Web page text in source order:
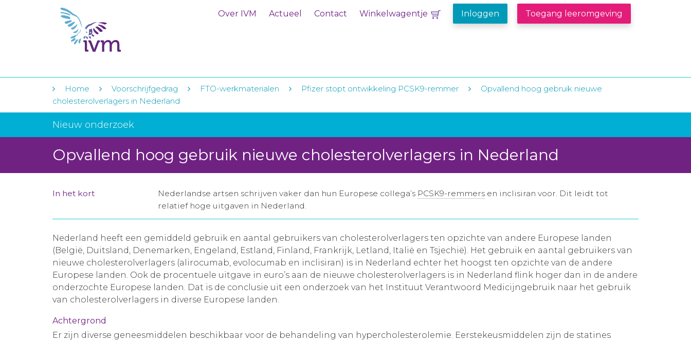
Over IVM Actueel Contact Winkelwagentje Inloggen Toegang leeromgeving
Home Voorschrijfgedrag FTO-werkmaterialen Pfizer stopt ontwikkeling PCSK9-remmer
Opvallend hoog gebruik nieuwe
cholesterolverlagers in Nederland
Nieuw onderzoek
Opvallend hoog gebruik nieuwe cholesterolverlagers in Nederland
In het kort Nederlandse artsen schrijven vaker dan hun Europese collega’s PCSK9-remmers en inclisiran voor. Dit leidt tot
relatief hoge uitgaven in Nederland.
Nederland heeft een gemiddeld gebruik en aantal gebruikers van cholesterolverlagers ten opzichte van andere Europese landen
(België, Duitsland, Denemarken, Engeland, Estland, Finland, Frankrijk, Letland, Italië en Tsjechië). Het gebruik en aantal gebruikers van
nieuwe cholesterolverlagers (alirocumab, evolocumab en inclisiran) is in Nederland echter het hoogst ten opzichte van de andere
Europese landen. Ook de procentuele uitgave in euro’s aan de nieuwe cholesterolverlagers is in Nederland flink hoger dan in de andere
onderzochte Europese landen. Dat is de conclusie uit een onderzoek van het Instituut Verantwoord Medicijngebruik naar het gebruik
van cholesterolverlagers in diverse Europese landen.
Achtergrond
Er zijn diverse geneesmiddelen beschikbaar voor de behandeling van hypercholesterolemie. Eerstekeusmiddelen zijn de statines